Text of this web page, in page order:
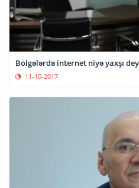
Bölgələrdə internet niyə yaxşı
11-10-2017